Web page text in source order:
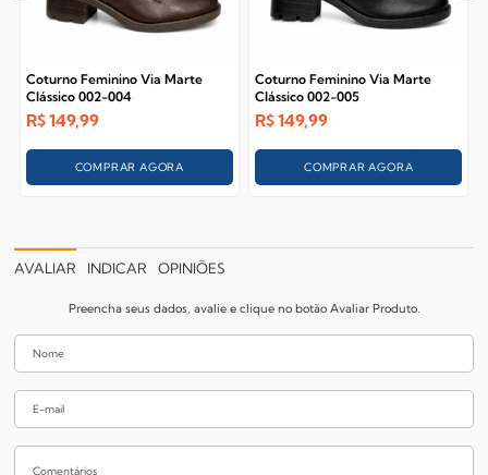
Coturno Feminino Via Marte
Clássico 002-004
R$149,99
COMPRAR AGORA
Coturno Feminino Via Marte
Clássico 002-005
R$149,99
COMPRAR AGORA
AVALIAR INDICAR OPINIÕES
Preencha seus dados, avalie e clique no botão Avaliar Produto.